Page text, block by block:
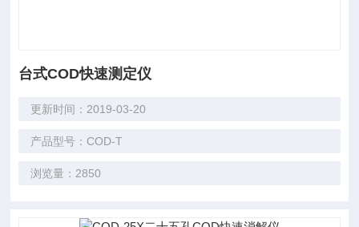
台式COD快速测定仪
更新时间：2019-03-20
产品型号：COD-T
浏览量：2850